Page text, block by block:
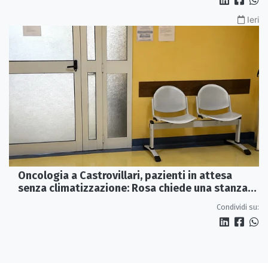
Ieri
Oncologia a Castrovillari, pazienti in attesa
senza climatizzazione: Rosa chiede una stanza
Condividi su: